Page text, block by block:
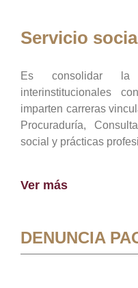
Servicio
Es consolidar la
interinstitucionales
imparten carreras
Procuraduría,
social y prácticas
Ver más
DENUNCIA